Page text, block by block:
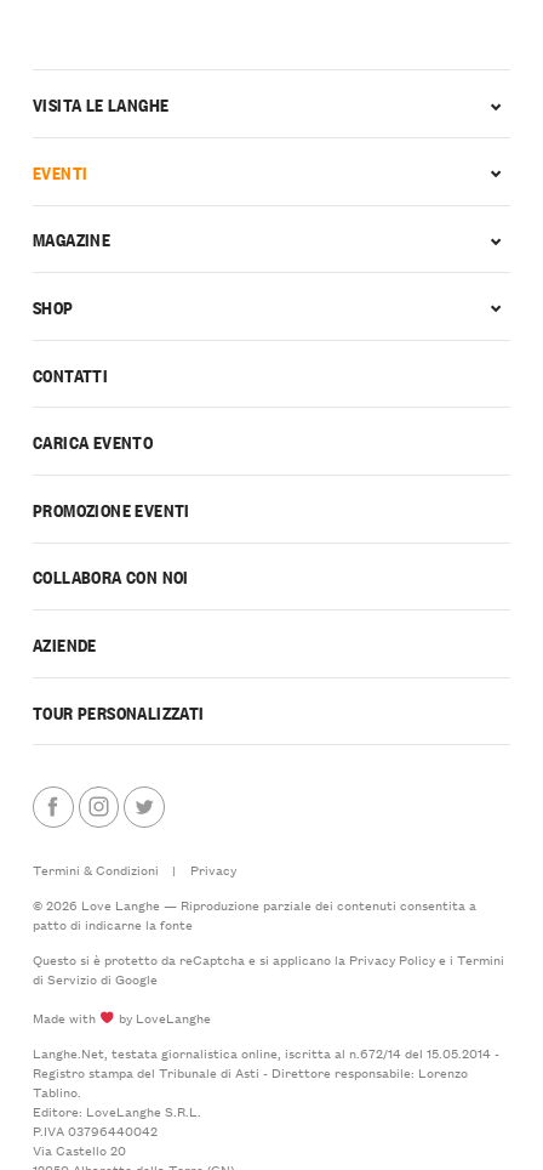
CONTATTI
CARICA EVENTO
PROMOZIONE EVENTI
COLLABORA CON NOI
AZIENDE
TOUR PERSONALIZZATI
VISITA LE LANGHE
EVENTI
MAGAZINE
SHOP
Termini & Condizioni |
Privacy
© 2026 Love Langhe — Riproduzione parziale dei contenuti consentita a
patto di indicarne la fonte
Questo si è protetto da reCaptcha e si applicano la Privacy Policye i Termini
di Serviziodi Google
Made with
by LoveLanghe
Langhe.Net, testata giornalistica online, iscritta al n.672/14 del 15.05.2014 -
Registro stampa del Tribunale di Asti - Direttore responsabile: Lorenzo
Tablino.
Editore: LoveLanghe S.R.L.
P.IVA 03796440042
Via Castello 20